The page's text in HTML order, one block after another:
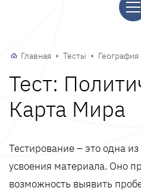
Главная Тесты География
Тест:
Карта Мира
Тестирование – это одна
усвоения материала. Оно
возможность выявить